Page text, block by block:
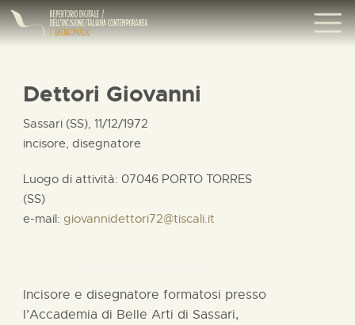
Dettori Giovanni
Sassari (SS), 11/12/1972
incisore, disegnatore
Luogo di attività: 07046 PORTO TORRES
(SS)
e-mail: giovannidettori72@tiscali.it
Incisore e disegnatore formatosi presso
l’Accademia di Belle Arti di Sassari,